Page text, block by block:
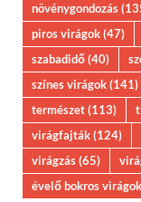
növénygondozás
piros virágok(47)
szabadidő(40)
színes virágok(141)
természet(113)
virágfajták(124)
virágzás(65)
évelő bokros virágok